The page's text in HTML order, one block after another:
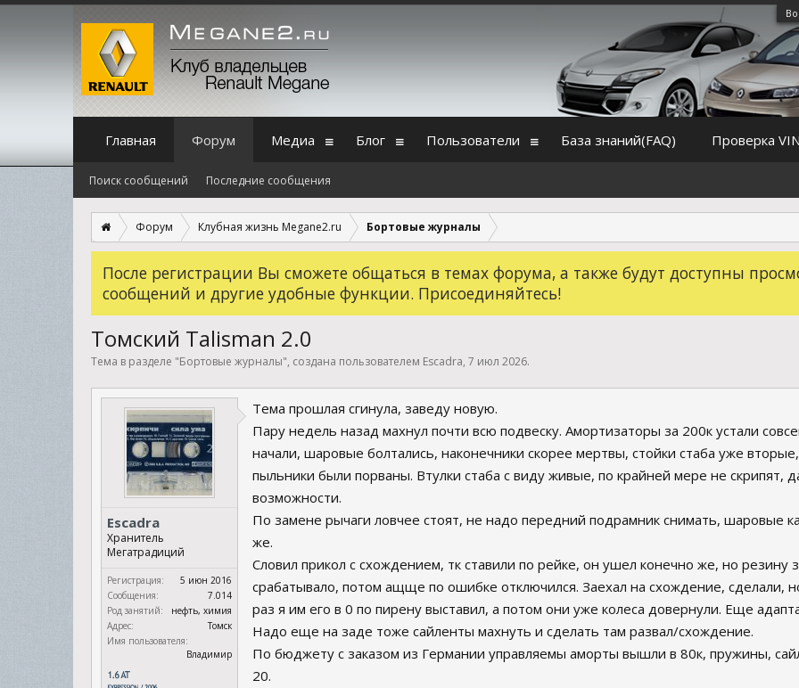
Форум Клубная жизнь Megane2.ru Бортовые журналы
После регистрации Вы сможете общаться в темах форума, а также будут доступны
сообщений и другие удобные функции. Присоединяйтесь!
Томский Talisman 2.0
Тема в разделе "Бортовые журналы", создана пользователем Escadra, 7 июл 2026.
Escadra
Хранитель
Мегатрадиций
Регистрация:
5 июн 2016
Сообщения:
7.014
Род занятий:
нефть, химия
Адрес:
Томск
Имя пользователя:
Владимир
Тема прошлая сгинула, заведу новую.
Пару недель назад махнул почти всю подвеску. Амортизаторы за 200к устали
начали, шаровые болтались, наконечники скорее мертвы, стойки стаба уже
пыльники были порваны. Втулки стаба с виду живые, по крайней мере не скрипят,
возможности.
По замене рычаги ловчее стоят, не надо передний подрамник снимать, шаровые
же.
Словил прикол с схождением, тк ставили по рейке, он ушел конечно же, но
срабатывало, потом ащще по ошибке отключился. Заехал на схождение, сделали,
раз я им его в 0 по пирену выставил, а потом они уже колеса довернули. Еще
Надо еще на заде тоже сайленты махнуть и сделать там развал/схождение.
По бюджету с заказом из Германии управляемы аморты вышли в 80к, пружины,
20.
Главная Форум
Поиск сообщений Последние сообщения
Медиа Блог Пользователи База знаний(FAQ) Проверка